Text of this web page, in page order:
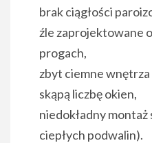
brak ciągłości
źle zaprojektowane
progach,
zbyt ciemne
skąpą liczbę okien,
niedokładny
ciepłych podwalin).